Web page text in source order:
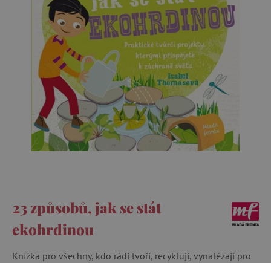
23 způsobů, jak se stát
ekohrdinou
Knížka pro všechny, kdo rádi tvoří, recyklují, vynalézají pro